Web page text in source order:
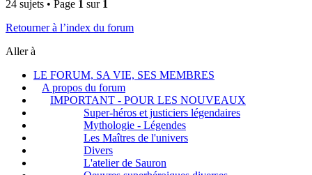
24 sujets • Page 1 sur 1
Retourner à l’index du forum
Aller à
LE FORUM, SA VIE, SES MEMBRES
A propos du forum
IMPORTANT - POUR LES NOUVEAUX
Super-héros et justiciers légendaires
Mythologie - Légendes
Les Maîtres de l'univers
Divers
L'atelier de Sauron